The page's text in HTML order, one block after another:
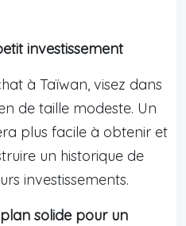
investissement
à Taïwan, visez dans
de taille modeste. Un
plus facile à obtenir et
un historique de
investissements.
solide pour un